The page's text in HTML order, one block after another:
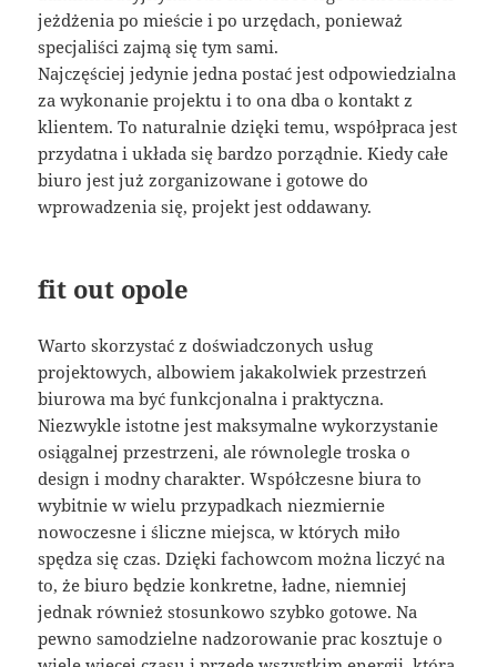
jeżdżenia po mieście i po urzędach, ponieważ
specjaliści zajmą się tym sami.
Najczęściej jedynie jedna postać jest odpowiedzialna
za wykonanie projektu i to ona dba o kontakt z
klientem. To naturalnie dzięki temu, współpraca jest
przydatna i układa się bardzo porządnie. Kiedy całe
biuro jest już zorganizowane i gotowe do
wprowadzenia się, projekt jest oddawany.
fit out opole
Warto skorzystać z doświadczonych usług
projektowych, albowiem jakakolwiek przestrzeń
biurowa ma być funkcjonalna i praktyczna.
Niezwykle istotne jest maksymalne wykorzystanie
osiągalnej przestrzeni, ale równolegle troska o
design i modny charakter. Współczesne biura to
wybitnie w wielu przypadkach niezmiernie
nowoczesne i śliczne miejsca, w których miło
spędza się czas. Dzięki fachowcom można liczyć na
to, że biuro będzie konkretne, ładne, niemniej
jednak również stosunkowo szybko gotowe. Na
pewno samodzielne nadzorowanie prac kosztuje o